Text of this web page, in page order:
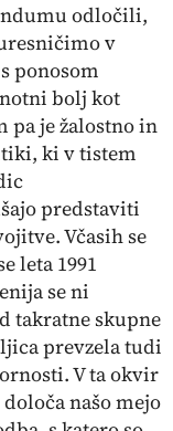
odločili,
v
ponosom
bolj kot
pa je žalostno in
ki v tistem
predstaviti
Včasih se
leta 1991
se ni
takratne skupne
prevzela tudi
V ta okvir
našo mejo